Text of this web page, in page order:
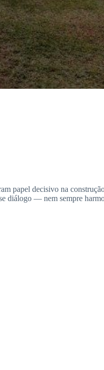
papel decisivo na
diálogo — nem sempre